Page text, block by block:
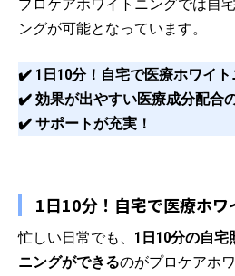
プロケアホワイトニングでは自
ングが可能となっています。
✔️ 1日10分！自宅で医療ホワイト
✔️ 効果が出やすい医療成分配合
✔️ サポートが充実！
1日10分！自宅で医療ホワ
忙しい日常でも、 1日10分の自宅
ニングができるのがプロケアホ